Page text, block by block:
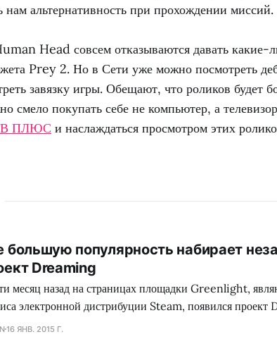
нам альтернативность при прохождении миссий.
Head совсем отказываются давать какие-
Prey 2. Но в Сети уже можно посмотреть
завязку игры. Обещают, что роликов будет
смело покупать себе не компьютер, а
ПЛЮС и наслаждаться просмотром этих
большую популярность набирает
Dreaming
месяц назад на страницах площадки Greenlight,
электронной дистрибуции Steam, появился
необыкновенным сеттингом, а также
16 ЯНВ. 2015 Г.